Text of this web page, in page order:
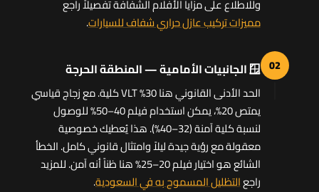
وللاطلاع على مزايا الأفلام الشفافة تفصيلاً راجع
مميزات تركيب عازل حراري شفاف للسيارات.
02 🪟 الجانبيات الأمامية — المنطقة الحرجة
الحد الأدنى القانوني هنا 30% VLT كلية. مع زجاج قياسي
يمتص 20%، يمكن استخدام فيلم 40–50% للوصول
لنسبة كلية آمنة (32–40%). هذا يُعطيك خصوصية
معقولة مع رؤية جيدة ليلاً وامتثال قانوني كامل. الخطأ
الشائع هو اختيار فيلم 20–25% هنا ظناً أنه آمن. للمزيد
راجعالتظليل المسموح به في السعودية.